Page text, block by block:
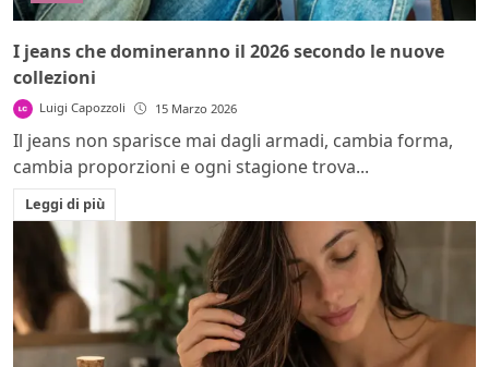
I jeans che domineranno il 2026 secondo le nuove
collezioni
Luigi Capozzoli 15 Marzo 2026
Il jeans non sparisce mai dagli armadi, cambia forma,
cambia proporzioni e ogni stagione trova...
Leggi di più